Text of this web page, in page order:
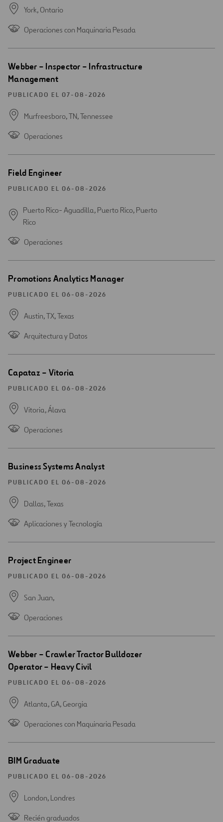
York, Ontario
Operaciones con Maquinaria Pesada
Abrir
nueva
ventana
Webber – Inspector – Infrastructure
Management
PUBLICADO EL 07-08-2026
Murfreesboro, TN,Tennessee
Operaciones
Abrir
nueva
Field Engineer
PUBLICADO EL 06-08-2026
Puerto Rico- Aguadilla, Puerto Rico, Puerto
Rico
Operaciones
Abrir
nueva
Promotions Analytics Manager
PUBLICADO EL 06-08-2026
Austin, TX,Texas
Arquitectura y Datos
Abrir
nueva
Capataz – Vitoria
PUBLICADO EL 06-08-2026
Vitoria,Álava
Operaciones
Abrir
nueva
Business Systems Analyst
PUBLICADO EL 06-08-2026
Dallas,Texas
Aplicaciones y Tecnología
Abrir
nueva
Project Engineer
PUBLICADO EL 06-08-2026
San Juan,
Operaciones
Abrir
nueva
ventana
Webber – Crawler Tractor Bulldozer
Operator – Heavy Civil
PUBLICADO EL 06-08-2026
Atlanta, GA, Georgia
Operaciones con Maquinaria Pesada
Abrir
nueva
BIM Graduate
PUBLICADO EL 06-08-2026
London, Londres
Recién graduados